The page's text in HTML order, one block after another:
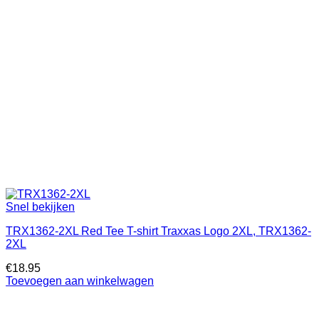
Snel bekijken
TRX1362-2XL Red Tee T-shirt Traxxas Logo 2XL, TRX1362-
2XL
€18.95
Toevoegen aan winkelwagen